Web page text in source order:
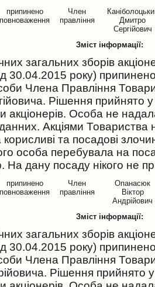
припинено
повноваження
Член
правлiння
Дмитро
Сергiйович
Зміст інформації:
загальних зборiв
30.04.2015 року)
Члена Правлiння
Рiшення прийнято у
акцiонерiв. Особа не
Акцiями Товариства
корисливi та посадовi
особа перебувала на
На дану посаду нiкого не
припинено
повноваження
Член
правлiння
Опанасюк
Вiктор
Андрiйович
Зміст інформації:
загальних зборiв
30.04.2015 року)
Члена Правлiння
Рiшення прийнято